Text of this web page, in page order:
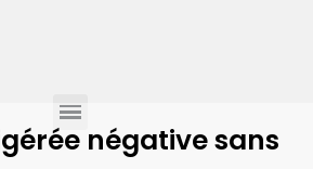
négative sans